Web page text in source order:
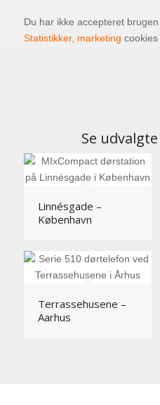
Du har ikke accepteret
Statistikker, marketing
Se
Linnésgade –
København
Terrassehusene –
Aarhus